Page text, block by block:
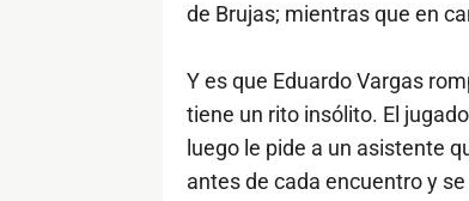
de Brujas; mientras que en
Y es que Eduardo Vargas
tiene un rito insólito. El
luego le pide a un asistente
antes de cada encuentro y